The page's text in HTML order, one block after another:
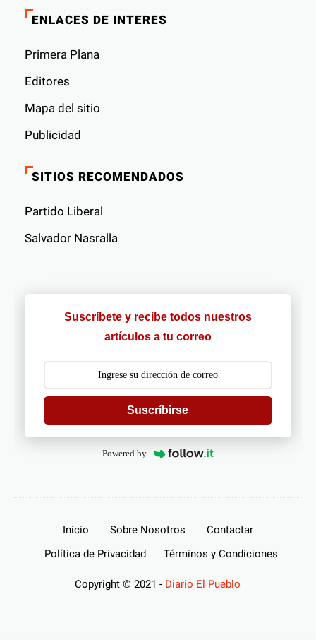
ENLACES DE INTERES
Primera Plana
Editores
Mapa del sitio
Publicidad
SITIOS RECOMENDADOS
Partido Liberal
Salvador Nasralla
Suscríbete y recibe todos nuestros
artículos a tu correo
Suscríbirse
Powered by
Inicio Sobre Nosotros
Contactar
Política de Privacidad
Términos y Condiciones
Copyright © 2021 - Diario El Pueblo